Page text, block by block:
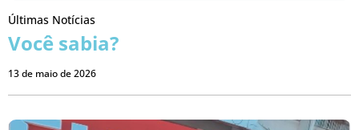
Últimas Notícias
Você sabia?
13 de maio de 2026